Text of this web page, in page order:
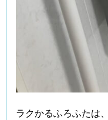
ラクかるふろふたは